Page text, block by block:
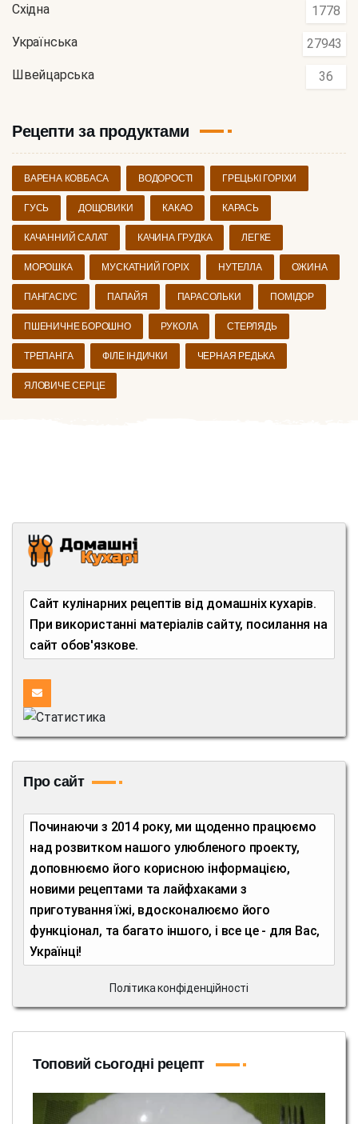
Східна 1778
Українська 27943
Швейцарська 36
Рецепти за продуктами
ВАРЕНА КОВБАСА ВОДОРОСТІ ГРЕЦЬКІ ГОРІХИ
ГУСЬ ДОЩОВИКИ КАКАО КАРАСЬ
КАЧАННИЙ САЛАТ КАЧИНА ГРУДКА ЛЕГКЕ
МОРОШКА МУСКАТНИЙ ГОРІХ НУТЕЛЛА ОЖИНА
ПАНГАСІУС ПАПАЙЯ ПАРАСОЛЬКИ ПОМІДОР
ПШЕНИЧНЕ БОРОШНО РУКОЛА СТЕРЛЯДЬ
ТРЕПАНГА ФІЛЕ ІНДИЧКИ ЧЕРНАЯ РЕДЬКА
ЯЛОВИЧЕ СЕРЦЕ
Сайт кулінарних рецептів від домашніх кухарів.
При використанні матеріалів сайту, посилання на
сайт обов'язкове.
Про сайт
Починаючи з 2014 року, ми щоденно працюємо
над розвитком нашого улюбленого проекту,
доповнюємо його корисною інформацією,
новими рецептами та лайфхаками з
приготування їжі, вдосконалюємо його
функціонал, та багато іншого, і все це - для Вас,
Українці!
Політика конфіденційності
Топовий сьогодні рецепт